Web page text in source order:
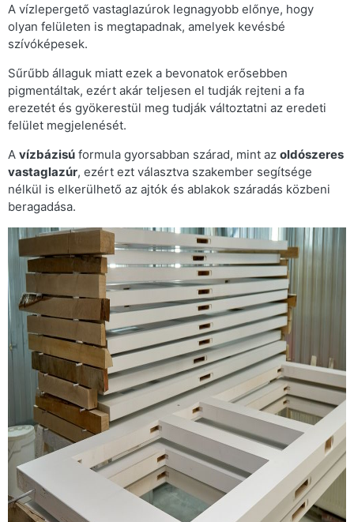
A vízlepergető vastaglazúrok legnagyobb előnye, hogy
olyan felületen is megtapadnak, amelyek kevésbé
szívóképesek.
Sűrűbb állaguk miatt ezek a bevonatok erősebben
pigmentáltak, ezért akár teljesen el tudják rejteni a fa
erezetét és gyökerestül meg tudják változtatni az eredeti
felület megjelenését.
A vízbázisú formula gyorsabban szárad, mint az oldószeres
vastaglazúr, ezért ezt választva szakember segítsége
nélkül is elkerülhető az ajtók és ablakok száradás közbeni
beragadása.